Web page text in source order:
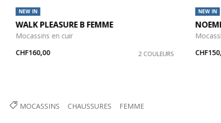
MOCASSINS CHAUSSURES FEMME
NEW IN
WALK PLEASURE B FEMME
Mocassins en cuir
CHF160,00
2 COULEURS
NEW IN